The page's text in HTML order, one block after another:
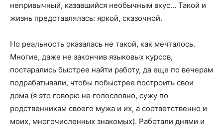
непривычный, казавшийся необычным вкус… Такой и
жизнь представлялась: яркой, сказочной.
Но реальность оказалась не такой, как мечталось.
Многие, даже не закончив языковых курсов,
постарались быстрее найти работу, да еще по вечерам
подрабатывали, чтобы побыстрее построить свои
дома (я это говорю не голословно, сужу по
родственникам своего мужа и их, а соответственно и
моих, многочисленных знакомых). Работали днями и